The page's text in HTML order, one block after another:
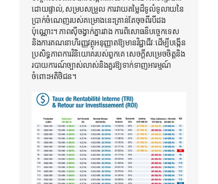
ដោយផ្ទាល់, សម្របសម្រួល ការវាយតម្លៃដ៏ទូលំទូលាយនៃ
ប្រាក់ចំណេញរបស់គម្រោងនេះគ្រាន់តែចុចពីរបីដង
ប៉ុណ្ណោះ។ ភាពស៊ីចង្វាក់គ្នារវាង ការពិសោធន៏បច្ចេកទេស
និងការគណនាហិរញ្ញវត្ថុអនុញ្ញាតឱ្យមានវិជ្ជាជីវៈដើម្បីបង្កើន
ប្រសិទ្ធភាពការវិនិយោគរបស់ពួកគេ សេចក្តីសម្រេចចិត្តនិង
របាយការណ៍ច្បាស់លាស់និងគួរឱ្យទាក់ទាញអារម្មណ៍
ចំពោះអតិថិជន។